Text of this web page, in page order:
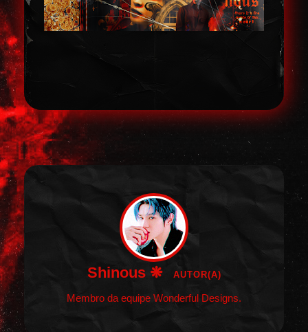
Shinous ❋ AUTOR(A)
Membro da equipe Wonderful Designs.